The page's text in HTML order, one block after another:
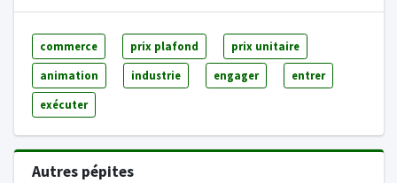
commerce prix plafond prix unitaire
animation industrie engager entrer
exécuter
Autres pépites